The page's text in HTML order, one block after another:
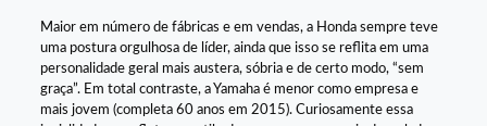
Maior em número de fábricas e em vendas, a Honda sempre teve
uma postura orgulhosa de líder, ainda que isso se reflita em uma
personalidade geral mais austera, sóbria e de certo modo, “sem
graça”. Em total contraste, a Yamaha é menor como empresa e
mais jovem (completa 60 anos em 2015). Curiosamente essa